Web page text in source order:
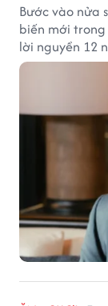
Bước vào nửa
biến mới trong
lời nguyền 12